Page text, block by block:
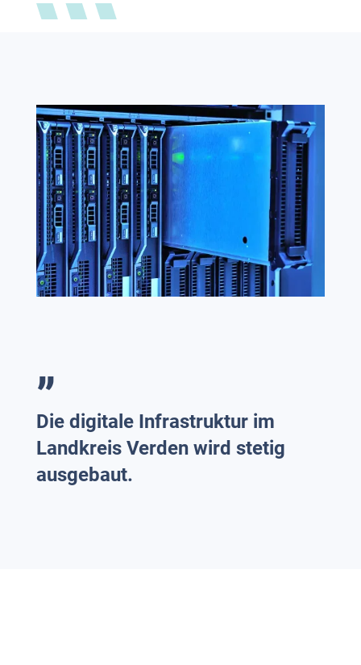
„
Die digitale Infrastruktur im
Landkreis Verden wird stetig
ausgebaut.